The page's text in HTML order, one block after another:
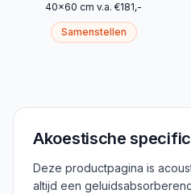
40x60 cm v.a. €181,-
Samenstellen
Akoestische
Deze productpagina is
altijd een